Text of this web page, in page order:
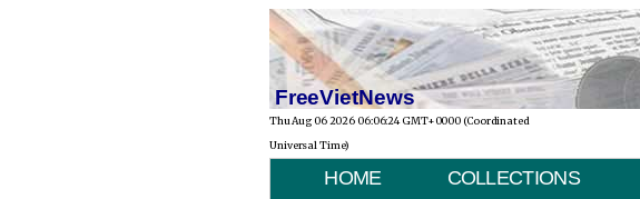
FreeVietNews
Thu Aug 06 2026 06:06:24 GMT+0000 (Coordinated
Universal Time)
HOME COLLECTIONS